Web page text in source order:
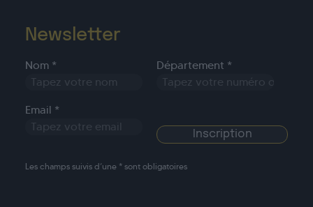
Newsletter
Nom * Département *
Email *
Les champs suivis d’une * sont obligatoires